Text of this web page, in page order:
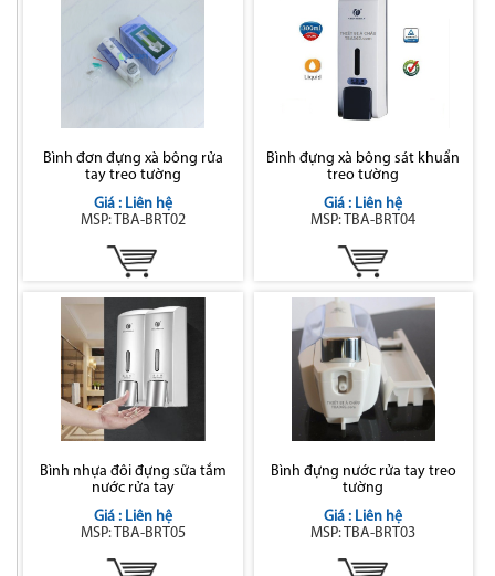
Bình đơn đựng xà bông rửa
tay treo tường
Giá : Liên hệ
MSP: TBA-BRT02
Bình đựng xà bông sát khuẩn
treo tường
Giá : Liên hệ
MSP: TBA-BRT04
Bình nhựa đôi đựng sữa tắm
nước rửa tay
Giá : Liên hệ
MSP: TBA-BRT05
Bình đựng nước rửa tay treo
tường
Giá : Liên hệ
MSP: TBA-BRT03